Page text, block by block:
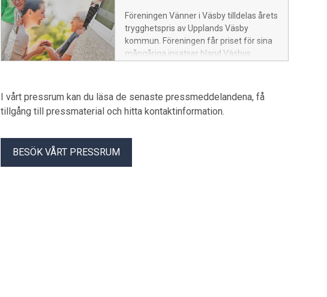
Föreningen Vänner i Väsby tilldelas årets
trygghetspris av Upplands Väsby
kommun. Föreningen får priset för sina
mångåriga insatser bland Väsbys
I vårt pressrum kan du läsa de senaste pressmeddelandena, få
tillgång till pressmaterial och hitta kontaktinformation.
BESÖK VÅRT PRESSRUM